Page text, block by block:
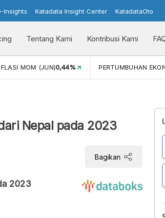
Insights Katadata Insight Center KatadataOto
Tentang Kami Kontribusi Kami
MOM (JUN)0,44% PERTUMBUHAN
Nepal pada 2023
Bagikan
2023